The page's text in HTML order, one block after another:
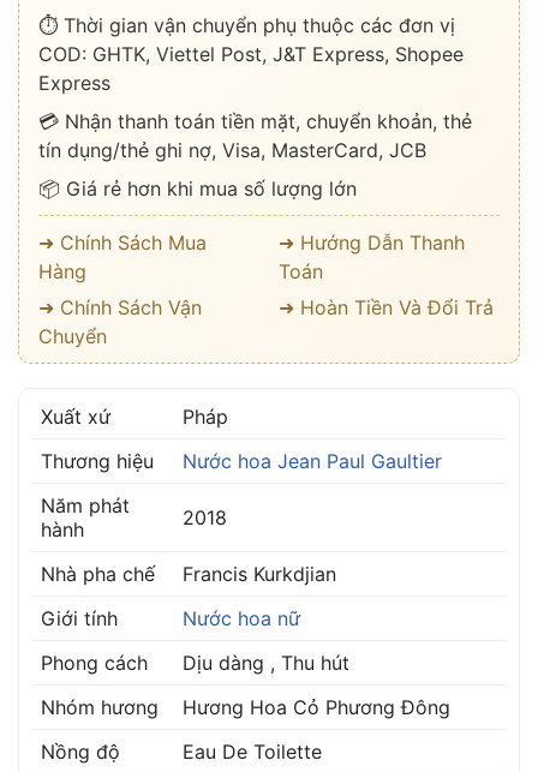
⏱️ Thời gian vận chuyển phụ thuộc các đơn vị
COD: GHTK, Viettel Post, J&T Express, Shopee
Express
💳 Nhận thanh toán tiền mặt, chuyển khoản, thẻ
tín dụng/thẻ ghi nợ, Visa, MasterCard, JCB
📦 Giá rẻ hơn khi mua số lượng lớn
➜ Chính Sách Mua
Hàng
➜ Hướng Dẫn Thanh
Toán
➜ Chính Sách Vận
Chuyển
➜ Hoàn Tiền Và Đổi Trả
Xuất xứ
Pháp
Thương hiệu
Nước hoa Jean Paul Gaultier
Năm phát
hành
2018
Nhà pha chế
Francis Kurkdjian
Giới tính
Nước hoa nữ
Phong cách
Dịu dàng , Thu hút
Nhóm hương
Hương Hoa Cỏ Phương Đông
Nồng độ
Eau De Toilette